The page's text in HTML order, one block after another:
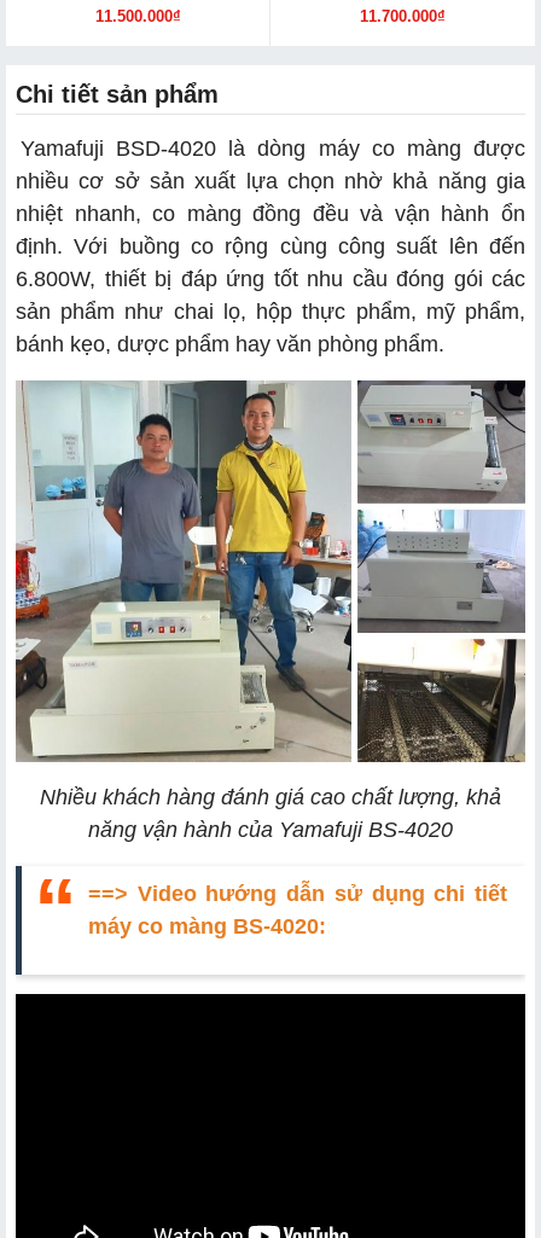
11.500.000₫
11.700.000₫
Chi tiết sản phẩm
Yamafuji BSD-4020 là dòng máy co màng được
nhiều cơ sở sản xuất lựa chọn nhờ khả năng gia
nhiệt nhanh, co màng đồng đều và vận hành ổn
định. Với buồng co rộng cùng công suất lên đến
6.800W, thiết bị đáp ứng tốt nhu cầu đóng gói các
sản phẩm như chai lọ, hộp thực phẩm, mỹ phẩm,
bánh kẹo, dược phẩm hay văn phòng phẩm.
Nhiều khách hàng đánh giá cao chất lượng, khả
năng vận hành của Yamafuji BS-4020
==> Video hướng dẫn sử dụng chi tiết
máy co màng BS-4020: